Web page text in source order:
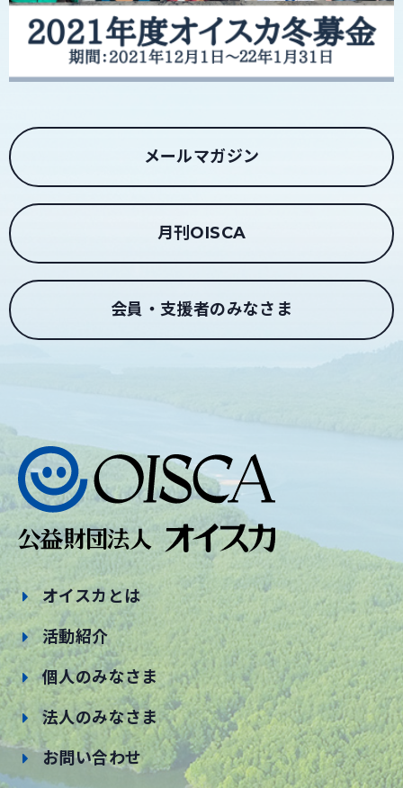
メールマガジン
月刊OISCA
会員・支援者のみなさま
オイスカとは
活動紹介
個人のみなさま
法人のみなさま
お問い合わせ